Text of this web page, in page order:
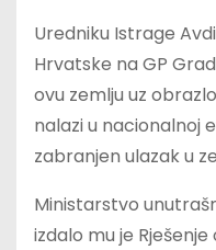
Uredniku Istrage
Hrvatske na GP
ovu zemlju uz
nalazi u nacionalnoj
zabranjen ulazak u
Ministarstvo
izdalo mu je